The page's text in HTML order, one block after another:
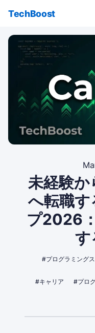
TechBoost
未経験
へ転職す
プ2026
す
#プログラミング
#キャリア #プロ